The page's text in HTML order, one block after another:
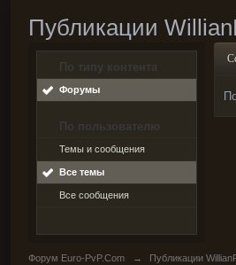
Публикации
По типу контента
Форумы
По пользователю
Темы и сообщения
Все темы
Все сообщения
Форум Euro-PvP.Com → Публикации